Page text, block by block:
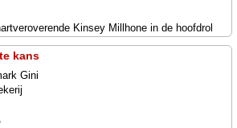
Kinsey Millhone in de hoofdrol
kans
Gini